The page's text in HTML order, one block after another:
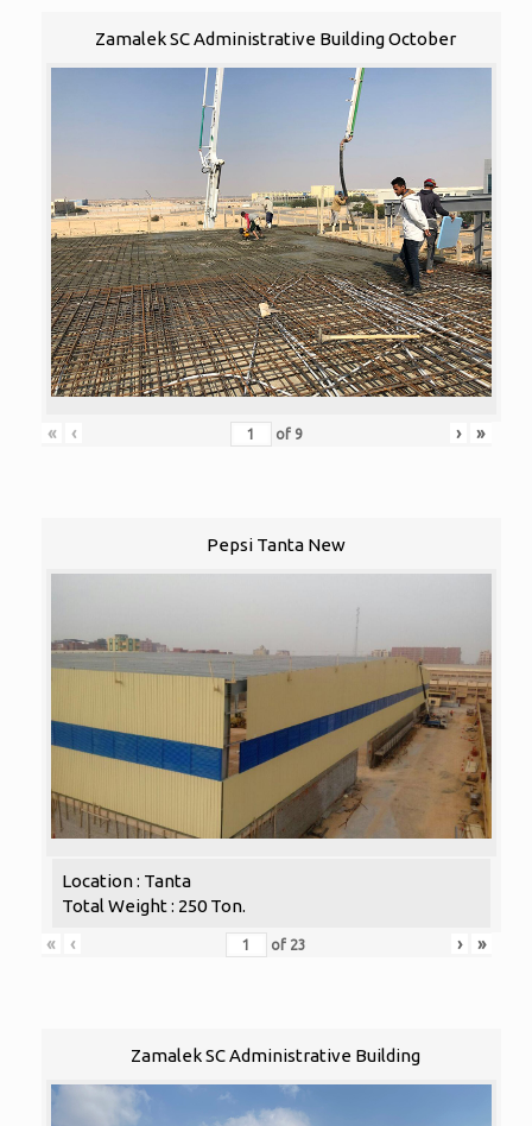
Zamalek SC Administrative Building October
« ‹ of 9 › »
Pepsi Tanta New
Location : Tanta
Total Weight : 250 Ton.
«
‹ of 23 › »
Zamalek SC Administrative Building